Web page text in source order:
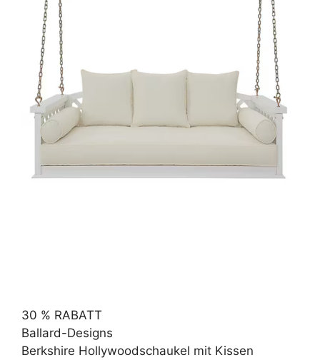
30 % RABATT
Ballard-Designs
Berkshire Hollywoodschaukel mit Kissen